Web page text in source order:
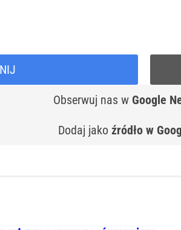
Obserwuj nas w Google
Dodaj jako źródło w